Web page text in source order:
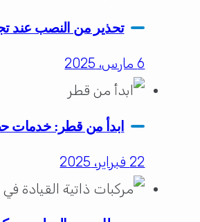
تحذير من النصب عند
6 مارس، 2025
ابدأ من قطر: خدمات
22 فبراير، 2025